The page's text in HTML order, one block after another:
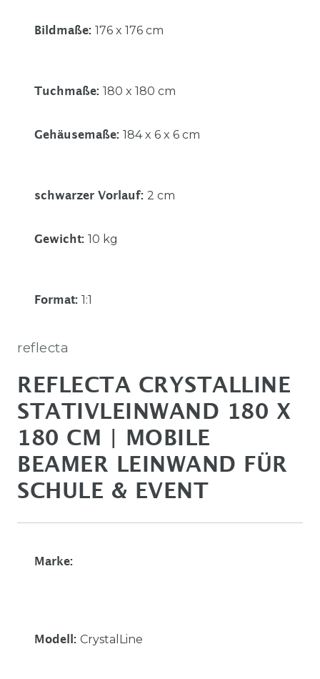
Bildmaße: 176 x 176 cm
Tuchmaße: 180 x 180 cm
Gehäusemaße: 184 x 6 x 6 cm
schwarzer Vorlauf: 2 cm
Gewicht: 10 kg
Format: 1:1
reflecta
REFLECTA CRYSTALLINE
STATIVLEINWAND 180 X
180 CM | MOBILE
BEAMER LEINWAND FÜR
SCHULE & EVENT
Marke:
Modell: CrystalLine